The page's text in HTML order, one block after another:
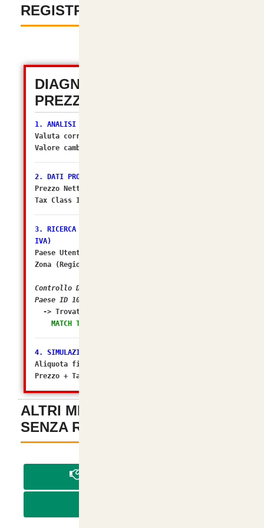
REGISTRAZIONE
DIAGNOSTICA TOTALE
PREZZI (OSC 2.2)
1. ANALISI VALUTA
Valuta corrente:
Valore cambio (Multiplier):
2. DATI PRODOTTO
Prezzo Netto DB: 5.7377
Tax Class ID: 2
3. RICERCA ZONA FISCALE (Il sospettato per NO
IVA)
Paese Utente/Store ID: 105
Zona (Regione) ID: 238
Controllo DB: In quali Zone Fiscali rientra il
Paese ID 105?
-> Trovato in Geo Zone ID:
MATCH TROVATO! Tasso configurato: 22.0000%
4. SIMULAZIONE FINALE
Aliquota finale calcolata da osC: 22%
Prezzo + Tasse (Matematico): 6.999994
ALTRI METODI DI PAGAMENTO
SENZA REGISTRAZIONE